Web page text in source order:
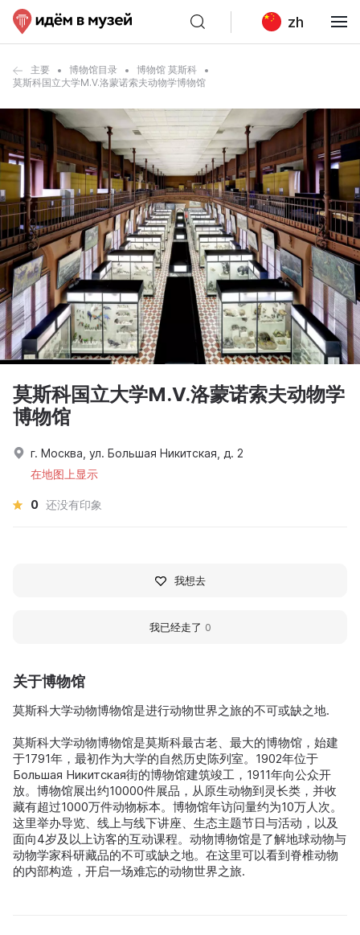
zh
主要 博物馆目录
博物馆 莫斯科
莫斯科国立大学M.V.洛蒙诺索夫动物学博物馆
关于博物馆
莫斯科大学动物博物馆是进行动物世界之旅的不可或缺之地.
莫斯科大学动物博物馆是莫斯科最古老、最大的博物馆，始建
于1791年，最初作为大学的自然历史陈列室。1902年位于
Большая Никитская街的博物馆建筑竣工，1911年向公众开
放。博物馆展出约10000件展品，从原生动物到灵长类，并收
藏有超过1000万件动物标本。博物馆年访问量约为10万人次。
这里举办导览、线上与线下讲座、生态主题节日与活动，以及
面向4岁及以上访客的互动课程。动物博物馆是了解地球动物与
动物学家科研藏品的不可或缺之地。在这里可以看到脊椎动物
的内部构造，开启一场难忘的动物世界之旅.
莫斯科国立大学M.V.洛蒙诺索夫动物学
博物馆
г. Москва, ул. Большая Никитская, д. 2
在地图上显示
0 还没有印象
我想去
我已经走了 0